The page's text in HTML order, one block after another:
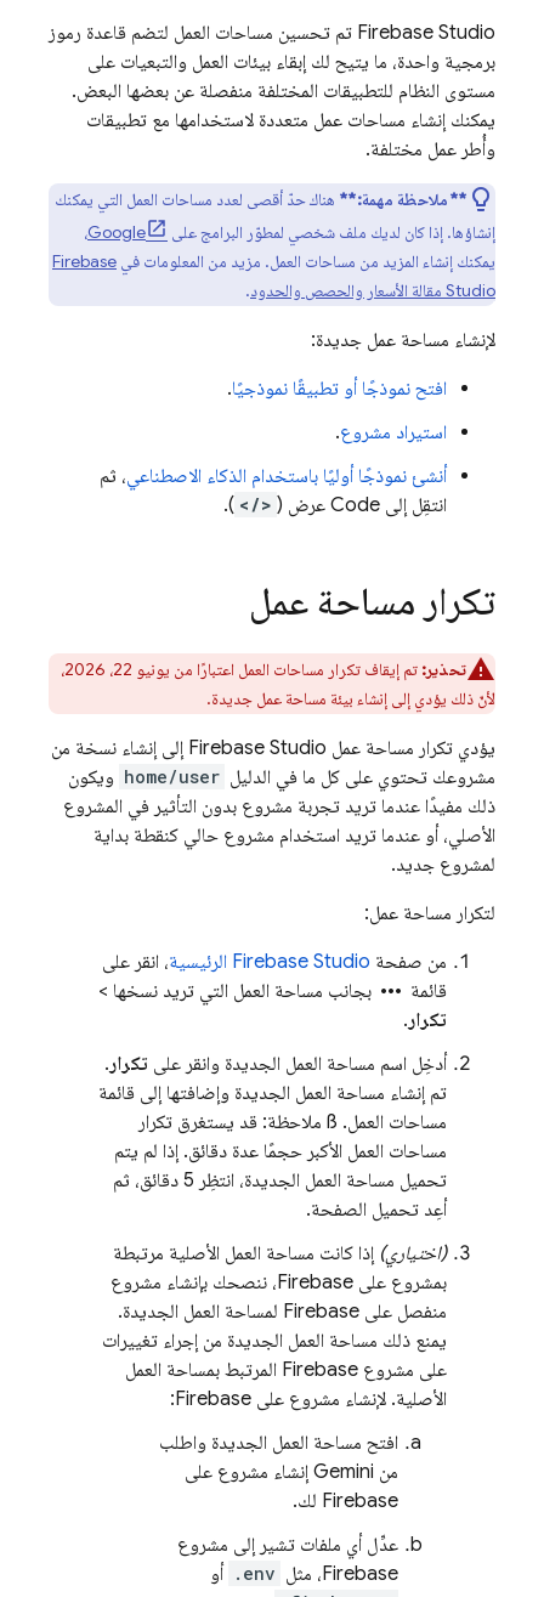
Firebase Studio تم تحسين مساحات العمل لتضم قاعدة رموز
برمجية واحدة، ما يتيح لك إبقاء بيئات العمل والتبعيات على
مستوى النظام للتطبيقات المختلفة منفصلة عن بعضها البعض.
يمكنك إنشاء مساحات عمل متعددة لاستخدامها مع تطبيقات
وأُطر عمل مختلفة.
**ملاحظة مهمة:** هناك حدّ أقصى لعدد مساحات العمل التي يمكنك
إنشاؤها. إذا كان لديك ملف شخصي لمطوّر البرامج على
Google،
يمكنك إنشاء المزيد من مساحات العمل. مزيد من المعلومات في Firebase
Studio مقالة الأسعار والحصص والحدود.
لإنشاء مساحة عمل جديدة:
افتح نموذجًا أو تطبيقًا نموذجيًا.
استيراد مشروع.
أنشئ نموذجًا أوليًا باستخدام الذكاء الاصطناعي، ثم
انتقِل إلى Code عرض ( </>
).
تكرار مساحة عمل
تحذير:
تم إيقاف تكرار مساحات العمل اعتبارًا من يونيو 22، 2026،
لأنّ ذلك يؤدي إلى إنشاء بيئة مساحة عمل جديدة.
يؤدي تكرار مساحة عمل Firebase Studio إلى إنشاء نسخة من
مشروعك تحتوي على كل ما في الدليل home/user ويكون
ذلك مفيدًا عندما تريد تجربة مشروع بدون التأثير في المشروع
الأصلي، أو عندما تريد استخدام مشروع حالي كنقطة بداية
لمشروع جديد.
لتكرار مساحة عمل:
من صفحة Firebase Studio الرئيسية، انقر على
قائمة more_horiz بجانب مساحة العمل التي تريد نسخها >
تكرار .
أدخِل اسم مساحة العمل الجديدة وانقر على تكرار .
تم إنشاء مساحة العمل الجديدة وإضافتها إلى قائمة
مساحات العمل. ß ملاحظة: قد يستغرق تكرار
مساحات العمل الأكبر حجمًا عدة دقائق. إذا لم يتم
تحميل مساحة العمل الجديدة، انتظِر 5 دقائق، ثم
أعِد تحميل الصفحة.
(اختياري) إذا كانت مساحة العمل الأصلية مرتبطة
بمشروع على Firebase، ننصحك بإنشاء مشروع
منفصل على Firebase لمساحة العمل الجديدة.
يمنع ذلك مساحة العمل الجديدة من إجراء تغييرات
على مشروع Firebase المرتبط بمساحة العمل
الأصلية. لإنشاء مشروع على Firebase:
افتح مساحة العمل الجديدة واطلب
من Gemini إنشاء مشروع على
Firebase لك.
عدِّل أي ملفات تشير إلى مشروع
Firebase، مثل
.env أو